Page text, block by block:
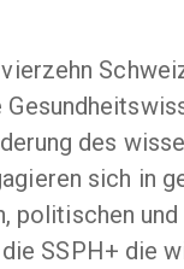
des
sich in
politischen
SSPH+ die